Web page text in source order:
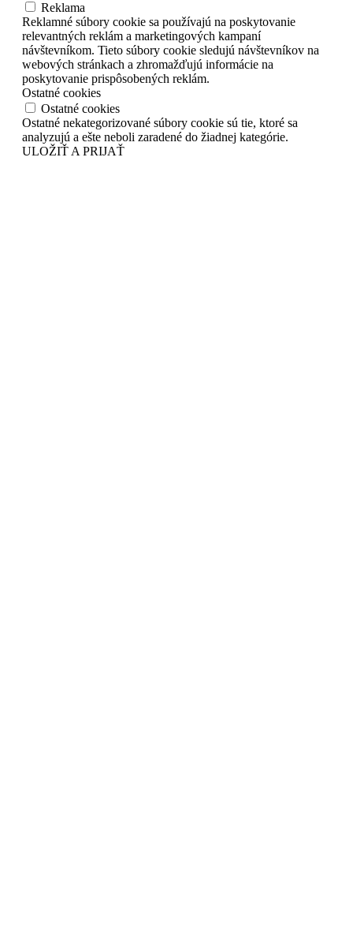
Reklama
Reklamné súbory cookie sa používajú na poskytovanie
relevantných reklám a marketingových kampaní
návštevníkom. Tieto súbory cookie sledujú návštevníkov na
webových stránkach a zhromažďujú informácie na
poskytovanie prispôsobených reklám.
Ostatné cookies
Ostatné cookies
Ostatné nekategorizované súbory cookie sú tie, ktoré sa
analyzujú a ešte neboli zaradené do žiadnej kategórie.
ULOŽIŤ A PRIJAŤ